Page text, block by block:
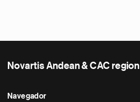
Novartis Andean & CAC region
Navegador